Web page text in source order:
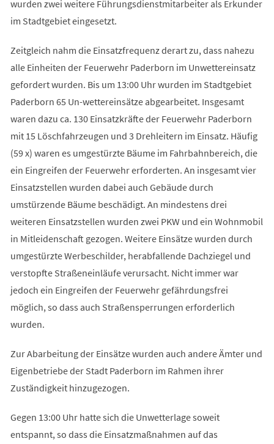
wurden zwei weitere Führungsdienstmitarbeiter als Erkunder
im Stadtgebiet eingesetzt.
Zeitgleich nahm die Einsatzfrequenz derart zu, dass nahezu
alle Einheiten der Feuerwehr Paderborn im Unwettereinsatz
gefordert wurden. Bis um 13:00 Uhr wurden im Stadtgebiet
Paderborn 65 Un-wettereinsätze abgearbeitet. Insgesamt
waren dazu ca. 130 Einsatzkräfte der Feuerwehr Paderborn
mit 15 Löschfahrzeugen und 3 Drehleitern im Einsatz. Häufig
(59 x) waren es umgestürzte Bäume im Fahrbahnbereich, die
ein Eingreifen der Feuerwehr erforderten. An insgesamt vier
Einsatzstellen wurden dabei auch Gebäude durch
umstürzende Bäume beschädigt. An mindestens drei
weiteren Einsatzstellen wurden zwei PKW und ein Wohnmobil
in Mitleidenschaft gezogen. Weitere Einsätze wurden durch
umgestürzte Werbeschilder, herabfallende Dachziegel und
verstopfte Straßeneinläufe verursacht. Nicht immer war
jedoch ein Eingreifen der Feuerwehr gefährdungsfrei
möglich, so dass auch Straßensperrungen erforderlich
wurden.
Zur Abarbeitung der Einsätze wurden auch andere Ämter und
Eigenbetriebe der Stadt Paderborn im Rahmen ihrer
Zuständigkeit hinzugezogen.
Gegen 13:00 Uhr hatte sich die Unwetterlage soweit
entspannt, so dass die Einsatzmaßnahmen auf das